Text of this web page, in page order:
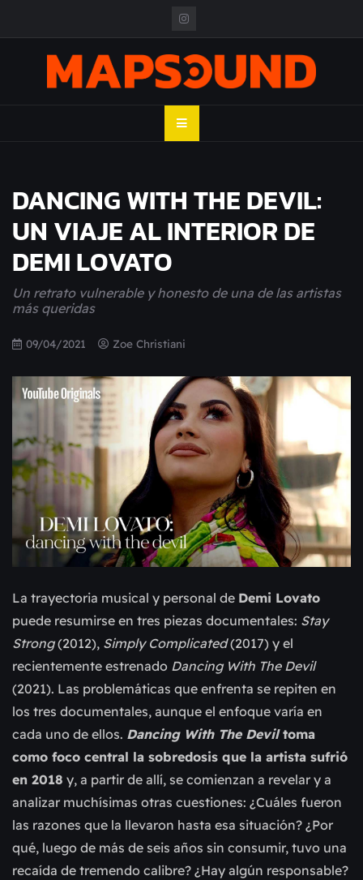
MAPSOUND
DANCING WITH THE DEVIL:
UN VIAJE AL INTERIOR DE
DEMI LOVATO
Un retrato vulnerable y honesto de una de las artistas
más queridas
09/04/2021 Zoe Christiani
La trayectoria musical y personal de Demi Lovato
puede resumirse en tres piezas documentales: Stay
Strong(2012), Simply Complicated(2017) y el
recientemente estrenado Dancing With The Devil
(2021). Las problemáticas que enfrenta se repiten en
los tres documentales, aunque el enfoque varía en
cada uno de ellos. Dancing With The Deviltoma
como foco central la sobredosis que la artista sufrió
en 2018 y, a partir de allí, se comienzan a revelar y a
analizar muchísimas otras cuestiones: ¿Cuáles fueron
las razones que la llevaron hasta esa situación? ¿Por
qué, luego de más de seis años sin consumir, tuvo una
recaída de tremendo calibre? ¿Hay algún responsable?